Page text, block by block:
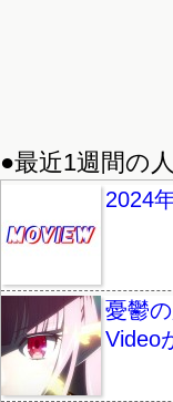
●最近1週間の
2024
憂鬱
Video